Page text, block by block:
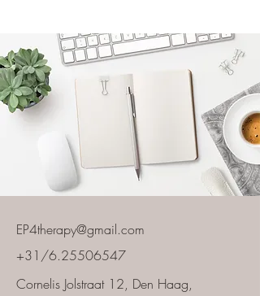
EP4therapy@gmail.com
+31/6.25506547
Cornelis Jolstraat 12, Den Haag,